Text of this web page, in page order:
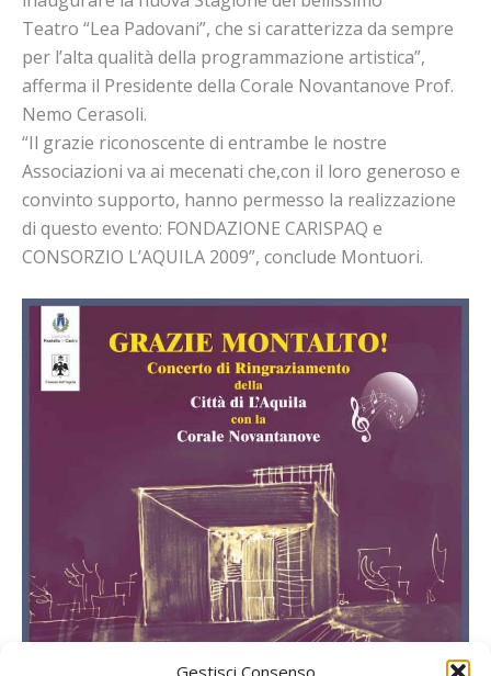
Gestisci Consenso
Teatro “Lea Padovani”, che si caratterizza da sempre
per l’alta qualità della programmazione artistica”,
afferma il Presidente della Corale Novantanove Prof.
Nemo Cerasoli.
“Il grazie riconoscente di entrambe le nostre
Associazioni va ai mecenati che,con il loro generoso e
convinto supporto, hanno permesso la realizzazione
di questo evento: FONDAZIONE CARISPAQ e
CONSORZIO L’AQUILA 2009”, conclude Montuori.